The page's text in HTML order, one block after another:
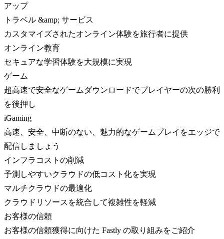
アップ
トラベル &amp; サービス
カスタマイズされたオンライン体験を旅行者に提供
オンライン教育
セキュアな学習体験を大規模に実現
ゲーム
超高速で安全なゲームダウンロードでプレイヤーの次の勝利
を後押し
iGaming
高速、安全、中断のない、魅力的なゲームプレイをエッジで
配信しましょう
インフラコストの削減
予測しやすいクラウドの低コスト化を実現
マルチクラウドの最適化
クラウドリソースを統合して複雑性を軽減
お客様の信頼
お客様の信頼獲得に向けた Fastly の取り組みをご紹介